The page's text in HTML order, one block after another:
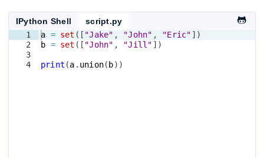
IPython Shell
script.py
1
2
3
4
a = set ([ "Jake" , "John" , "Eric" ])
b = set ([ "John" , "Jill" ])
print (a . union( b))